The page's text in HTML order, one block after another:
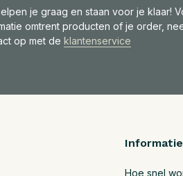
je graag en staan voor je klaar!
omtrent producten of je order,
op met de klantenservice
Informatie
Hoe snel